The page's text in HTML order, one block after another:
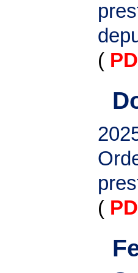
(
(